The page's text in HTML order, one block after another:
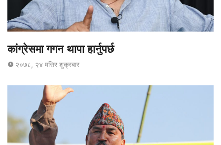
कांग्रेसमा गगन थापा हार्नुपर्छ
२०७८, २४ मंसिर शुक्रबार